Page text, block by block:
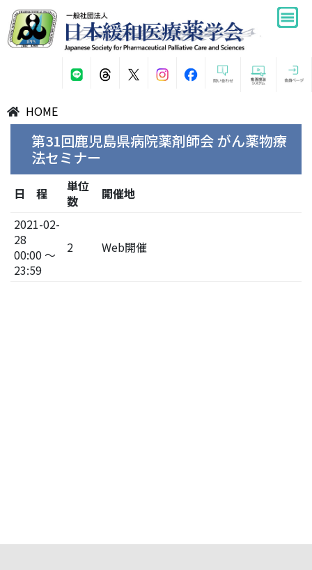
HOME
第31回鹿児島県病院薬剤師会 がん薬物療
法セミナー
日 程
単位
数
開催地
2021-02-
28
00:00 ～
23:59
2 Web開催